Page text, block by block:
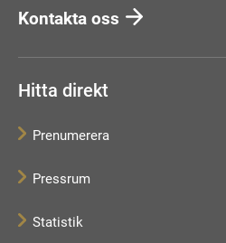
Kontakta oss
Hitta direkt
Prenumerera
Pressrum
Statistik